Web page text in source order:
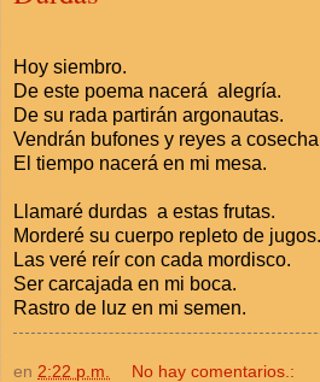
Hoy siembro.
De este poema nacerá alegría.
De su rada partirán argonautas.
Vendrán bufones y reyes a
El tiempo nacerá en mi mesa.
Llamaré durdas a estas frutas.
Morderé su cuerpo repleto de jugos.
Las veré reír con cada mordisco.
Ser carcajada en mi boca.
Rastro de luz en mi semen.
en 2:22 p.m. No hay comentarios.: